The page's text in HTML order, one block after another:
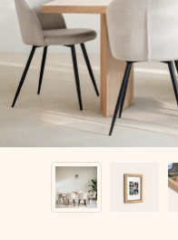
dela, uma foto ou uma
coração. Sem
momento especial.